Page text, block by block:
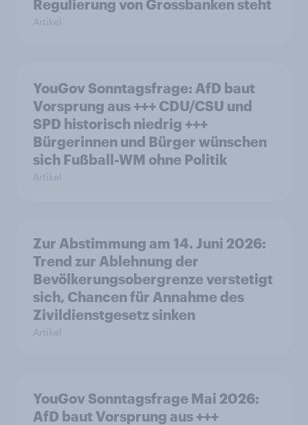
Regulierung von Grossbanken steht
Artikel
YouGov Sonntagsfrage: AfD baut
Vorsprung aus +++ CDU/CSU und
SPD historisch niedrig +++
Bürgerinnen und Bürger wünschen
sich Fußball-WM ohne Politik
Artikel
Zur Abstimmung am 14. Juni 2026:
Trend zur Ablehnung der
Bevölkerungsobergrenze verstetigt
sich, Chancen für Annahme des
Zivildienstgesetz sinken
Artikel
YouGov Sonntagsfrage Mai 2026:
AfD baut Vorsprung aus +++